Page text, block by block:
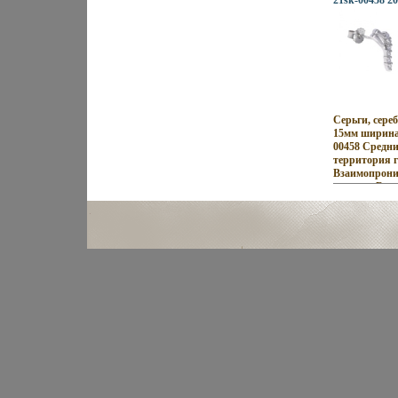
этом заряд
Серьги,
15мм
00458
территория
культур
неонового
кофеин,